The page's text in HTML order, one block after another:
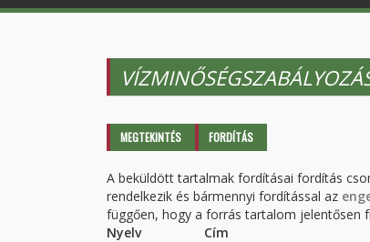
Elsődleges fülek
MEGTEKINTÉS FORDÍTÁS
A beküldött tartalmak fordításai fordítás
rendelkezik és bármennyi fordítással az
függően, hogy a forrás tartalom
Nyelv
Cím